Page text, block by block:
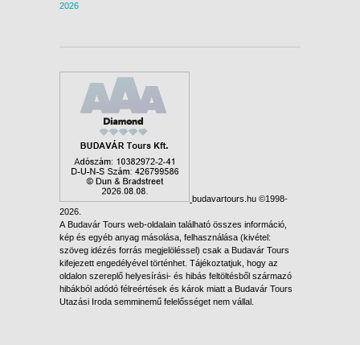
2026
budavartours.hu ©1998-
2026.
A Budavár Tours web-oldalain található összes információ,
kép és egyéb anyag másolása, felhasználása (kivétel:
szöveg idézés forrás megjelöléssel) csak a Budavár Tours
kifejezett engedélyével történhet. Tájékoztatjuk, hogy az
oldalon szereplő helyesírási- és hibás feltöltésből származó
hibákból adódó félreértések és károk miatt a Budavár Tours
Utazási Iroda semminemű felelősséget nem vállal.